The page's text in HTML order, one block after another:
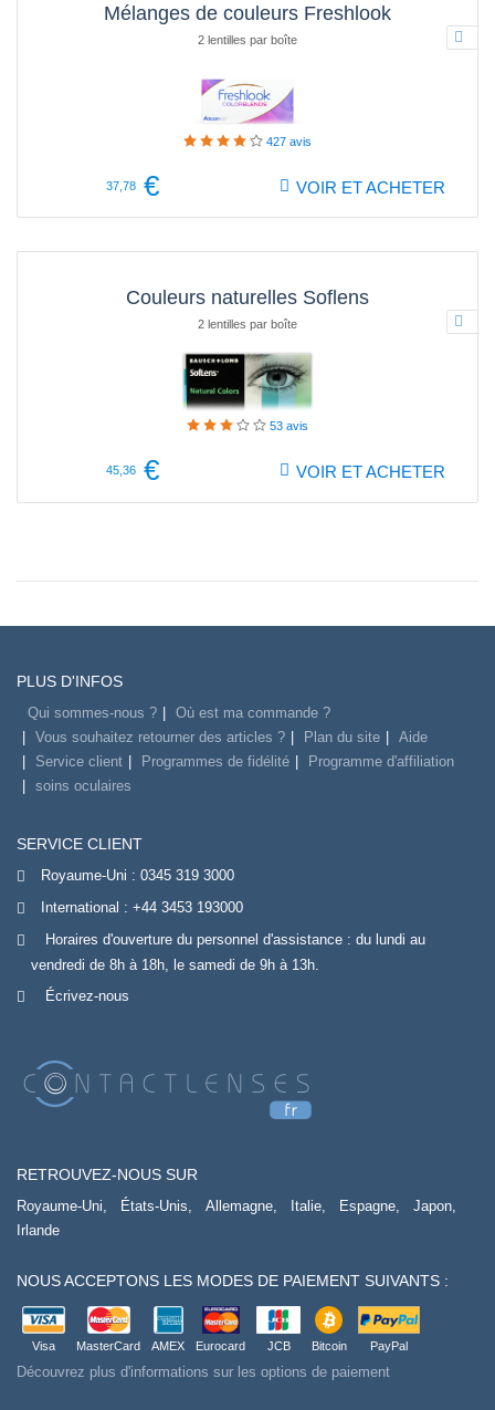
Mélanges de couleurs Freshlook
2 lentilles par boîte
427 avis
37,78 € VOIR ET ACHETER
Couleurs naturelles Soflens
2 lentilles par boîte
53 avis
45,36 € VOIR ET ACHETER
PLUS D'INFOS
Qui sommes-nous ?
Où est ma commande ?
Vous souhaitez retourner des articles ?
Plan du site
Aide
Service client
Programmes de fidélité
Programme d'affiliation
soins oculaires
SERVICE CLIENT
Royaume-Uni : 0345 319 3000
International : +44 3453 193000
Horaires d'ouverture du personnel d'assistance : du lundi au
vendredi de 8h à 18h, le samedi de 9h à 13h.
Écrivez-nous
RETROUVEZ-NOUS SUR
Royaume-Uni, États-Unis, Allemagne, Italie, Espagne,
Japon,
Irlande
NOUS ACCEPTONS LES MODES DE PAIEMENT SUIVANTS :
Visa MasterCard AMEX Eurocard JCB Bitcoin PayPal
Découvrez plus d'informations sur les options de paiement